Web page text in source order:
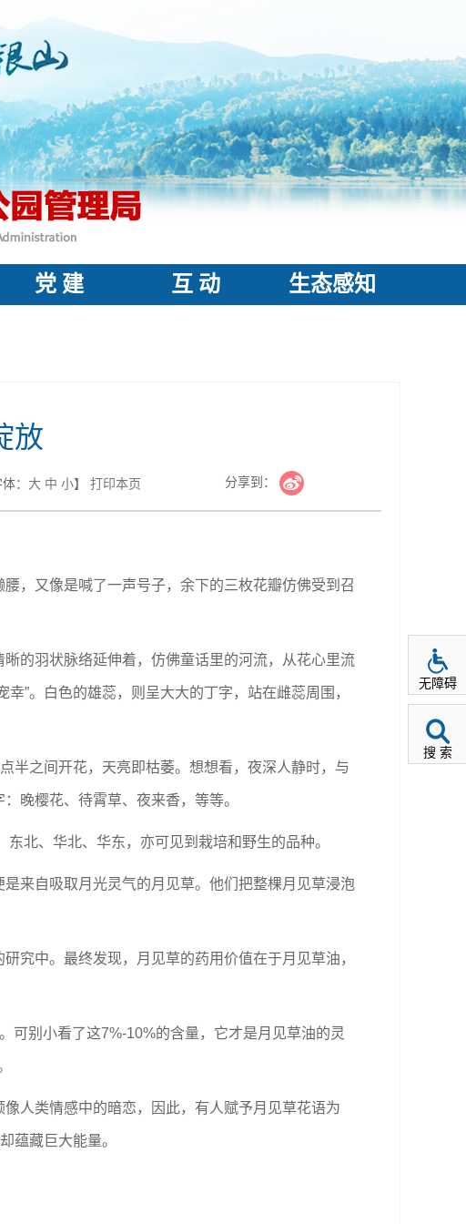
党 建 互 动 生态感知
放
体： 大 中 小】 打印本页 分享到：
，又像是喊了一声号子，余下的三枚花瓣仿佛受到召
的羽状脉络延伸着，仿佛童话里的河流，从花心里流
”。白色的雄蕊，则呈大大的丁字，站在雌蕊周围，
半之间开花，天亮即枯萎。想想看，夜深人静时，与
晚樱花、待霄草、夜来香，等等。
北、华北、华东，亦可见到栽培和野生的品种。
来自吸取月光灵气的月见草。他们把整棵月见草浸泡
究中。最终发现，月见草的药用价值在于月见草油，
可别小看了这7%-10%的含量，它才是月见草油的灵
人类情感中的暗恋，因此，有人赋予月见草花语为
蕴藏巨大能量。
无障碍
搜 索